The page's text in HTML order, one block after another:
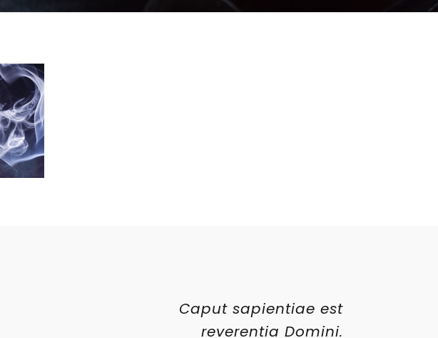
Caput sapientiae est
reverentia Domini.